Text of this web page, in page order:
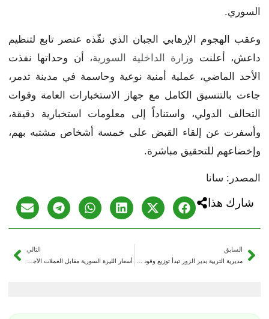
السوري.
وعقب الهجوم الإرهابي الجبان الذي نفّذه عنصر تابع لتنظيم
داعش، أعلنت وزارة الداخلية السورية، أن وحداتها نفذت
الأحد الماضي، عملية أمنية نوعية وحاسمة في مدينة تدمر،
جاءت بالتنسيق الكامل مع جهاز الاستخبارات العامة وقوات
التحالف الدولي، واستناداً إلى معلومات استخبارية دقيقة،
وأسفرت عن إلقاء القبض على خمسة أشخاص مشتبه بهم،
وإخضاعهم للتحقيق مباشرة.
المصدر: سانا
شارك هذا
السابق
مديرية التربية بدير الزور تبدأ توزيع وقود التدفئة لمدارس المدينة
التالي
أسعار الليرة السورية مقابل العملات الأجنبية الأحد 21/12/2025